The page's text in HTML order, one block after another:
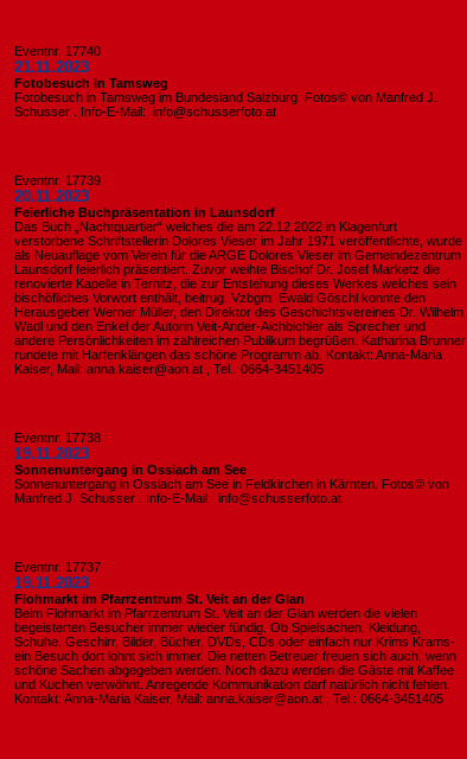
Eventnr. 17740
21.11.2023
Fotobesuch in Tamsweg
Fotobesuch in Tamsweg im Bundesland Salzburg. Fotos© von Manfred J.
Schusser . Info-E-Mail: info@schusserfoto.at
Eventnr. 17739
20.11.2023
Feierliche Buchpräsentation in Launsdorf
Das Buch „Nachtquartier“ welches die am 22.12.2022 in Klagenfurt
verstorbene Schriftstellerin Dolores Vieser im Jahr 1971 veröffentlichte, wurde
als Neuauflage vom Verein für die ARGE Dolores Vieser im Gemeindezentrum
Launsdorf feierlich präsentiert. Zuvor weihte Bischof Dr. Josef Marketz die
renovierte Kapelle in Ternitz, die zur Entstehung dieses Werkes welches sein
bischöfliches Vorwort enthält, beitrug. Vzbgm. Ewald Göschl konnte den
Herausgeber Werner Müller, den Direktor des Geschichtsvereines Dr. Wilhelm
Wadl und den Enkel der Autorin Veit-Ander-Aichbichler als Sprecher und
andere Persönlichkeiten im zahlreichen Publikum begrüßen. Katharina Brunner
rundete mit Harfenklängen das schöne Programm ab. Kontakt: Anna-Maria
Kaiser, Mail: anna.kaiser@aon.at , Tel.: 0664-3451405
Eventnr. 17738
19.11.2023
Sonnenuntergang in Ossiach am See
Sonnenuntergang in Ossiach am See in Feldkirchen in Kärnten. Fotos© von
Manfred J. Schusser . Info-E-Mail: info@schusserfoto.at
Eventnr. 17737
19.11.2023
Flohmarkt im Pfarrzentrum St. Veit an der Glan
Beim Flohmarkt im Pfarrzentrum St. Veit an der Glan werden die vielen
begeisterten Besucher immer wieder fündig. Ob Spielsachen, Kleidung,
Schuhe, Geschirr, Bilder, Bücher, DVDs, CDs oder einfach nur Krims Krams-
ein Besuch dort lohnt sich immer. Die netten Betreuer freuen sich auch, wenn
schöne Sachen abgegeben werden. Noch dazu werden die Gäste mit Kaffee
und Kuchen verwöhnt. Anregende Kommunikation darf natürlich nicht fehlen.
Kontakt: Anna-Maria Kaiser, Mail: anna.kaiser@aon.at , Tel.: 0664-3451405